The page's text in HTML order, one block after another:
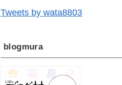
Tweets by wata8803
blogmura